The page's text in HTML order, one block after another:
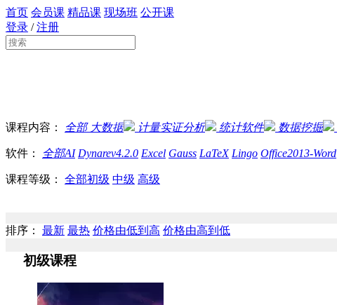
首页 会员课 精品课 现场班 公开课
登录 /注册
课程内容： 全部大数据 计量实证分析 统计软件 数据挖掘
软件： 全部AI Dynarev4.2.0 Excel Gauss LaTeX Lingo Office2013-Word
课程等级： 全部初级 中级 高级
排序： 最新 最热 价格由低到高 价格由高到低
初级课程